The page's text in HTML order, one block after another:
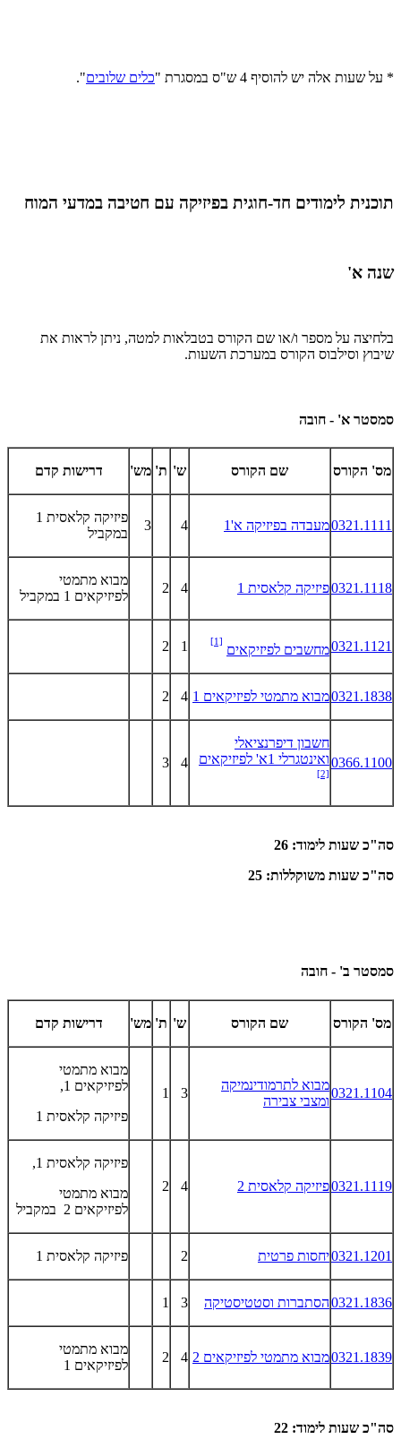
* על שעות אלה יש להוסיף 4 ש"ס במסגרת " כלים שלובים".
תוכנית לימודים חד-חוגית בפיזיקה עם חטיבה במדעי המוח
שנה א'
בלחיצה על מספר ו/או שם הקורס בטבלאות למטה, ניתן לראות את
שיבוץ וסילבוס הקורס במערכת השעות.
סמסטר א' - חובה
מס' הקורס שם הקורס ש' ת' מש' דרישות קדם
0321.1111מעבדה בפיזיקה א'1 4
3
פיזיקה קלאסית 1
במקביל
0321.1118פיזיקה קלאסית 1 4
2
מבוא מתמטי
לפיזיקאים 1 במקביל
0321.1121מחשבים לפיזיקאים
[1]
1
2
0321.1838מבוא מתמטי לפיזיקאים 1 4
2
0366.1100
חשבון דיפרנציאלי
ואינטגרלי 1א' לפיזיקאים
[2]
4
3
סה"כ שעות לימוד: 26
סה"כ שעות משוקללות: 25
סמסטר ב' - חובה
מס' הקורס שם הקורס ש' ת' מש' דרישות קדם
0321.1104
מבוא לתרמודינמיקה
ומצבי צבירה
3
1
מבוא מתמטי
לפיזיקאים 1,
פיזיקה קלאסית 1
0321.1119פיזיקה קלאסית 2 4
2
פיזיקה קלאסית 1
,
מבוא מתמטי
לפיזיקאים 2 במקביל
0321.1201יחסות פרטית 2 פיזיקה קלאסית 1
0321.1836הסתברות וסטטיסטיקה 3
1
0321.1839מבוא מתמטי לפיזיקאים 2 4
2
מבוא מתמטי
לפיזיקאים 1
סה"כ שעות לימוד: 22